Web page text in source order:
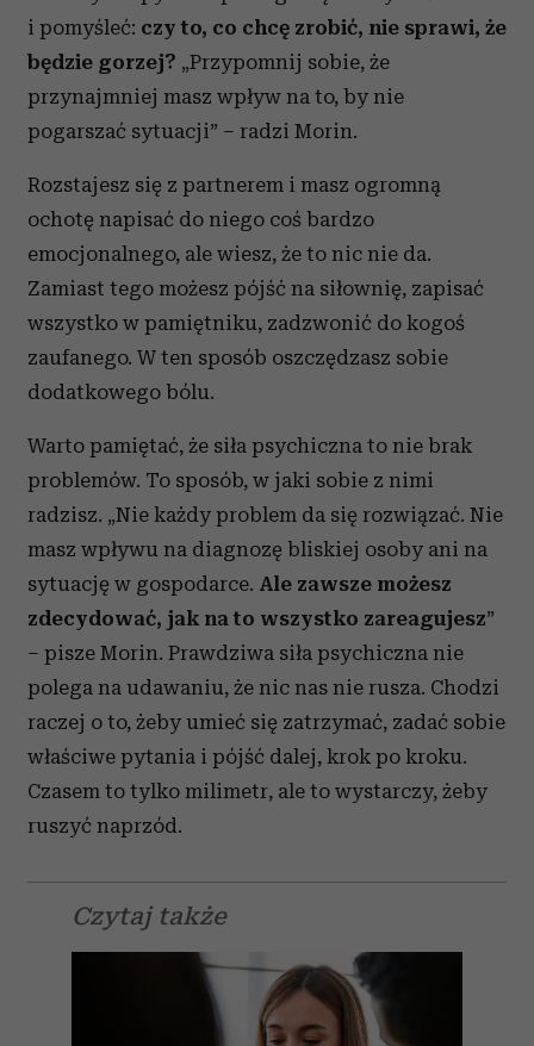
i pomyśleć: czy to, co chcę zrobić, nie sprawi, że
będzie gorzej? „Przypomnij sobie, że
przynajmniej masz wpływ na to, by nie
pogarszać sytuacji” – radzi Morin.
Rozstajesz się z partnerem i masz ogromną
ochotę napisać do niego coś bardzo
emocjonalnego, ale wiesz, że to nic nie da.
Zamiast tego możesz pójść na siłownię, zapisać
wszystko w pamiętniku, zadzwonić do kogoś
zaufanego. W ten sposób oszczędzasz sobie
dodatkowego bólu.
Warto pamiętać, że siła psychiczna to nie brak
problemów. To sposób, w jaki sobie z nimi
radzisz. „Nie każdy problem da się rozwiązać. Nie
masz wpływu na diagnozę bliskiej osoby ani na
sytuację w gospodarce. Ale zawsze możesz
zdecydować, jak na to wszystko zareagujesz”
– pisze Morin. Prawdziwa siła psychiczna nie
polega na udawaniu, że nic nas nie rusza. Chodzi
raczej o to, żeby umieć się zatrzymać, zadać sobie
właściwe pytania i pójść dalej, krok po kroku.
Czasem to tylko milimetr, ale to wystarczy, żeby
ruszyć naprzód.
Czytaj także